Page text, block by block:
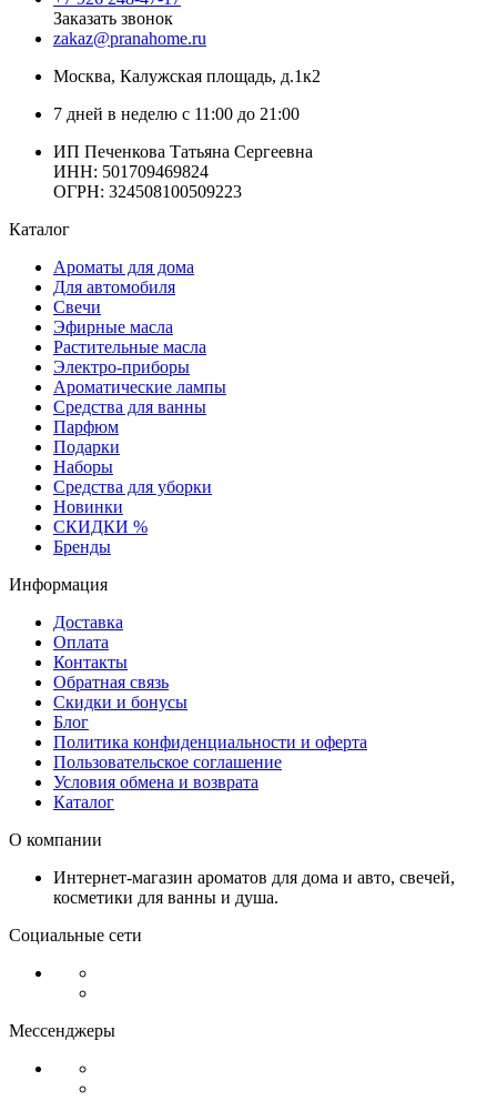
Заказать звонок
zakaz@pranahome.ru
Москва, Калужская площадь, д.1к2
7 дней в неделю с 11:00 до 21:00
ИП Печенкова Татьяна Сергеевна
ИНН: 501709469824
ОГРН: 324508100509223
Каталог
Ароматы для дома
Для автомобиля
Свечи
Эфирные масла
Растительные масла
Электро-приборы
Ароматические лампы
Средства для ванны
Парфюм
Подарки
Наборы
Средства для уборки
Новинки
СКИДКИ %
Бренды
Информация
Доставка
Оплата
Контакты
Обратная связь
Скидки и бонусы
Блог
Политика конфиденциальности и оферта
Пользовательское соглашение
Условия обмена и возврата
Каталог
О компании
Интернет-магазин ароматов для дома и авто, свечей,
косметики для ванны и душа.
Социальные сети
Мессенджеры